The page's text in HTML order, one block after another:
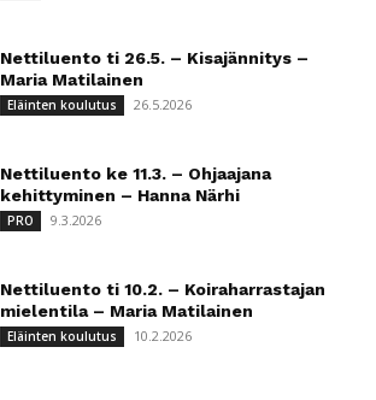
Nettiluento ti 26.5. – Kisajännitys –
Maria Matilainen
Eläinten koulutus 26.5.2026
Nettiluento ke 11.3. – Ohjaajana
kehittyminen – Hanna Närhi
PRO 9.3.2026
Nettiluento ti 10.2. – Koiraharrastajan
mielentila – Maria Matilainen
Eläinten koulutus 10.2.2026